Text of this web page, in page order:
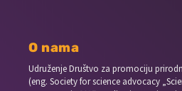
O nama
Udruženje Društvo za promociju
(eng. Society for science advocacy